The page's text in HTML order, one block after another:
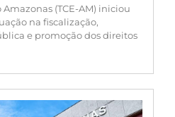
(TCE-AM) iniciou
na fiscalização,
e promoção dos direitos